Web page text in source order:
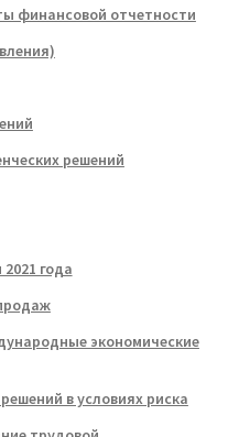
финансовой отчетности
решений
года
экономические
в условиях риска